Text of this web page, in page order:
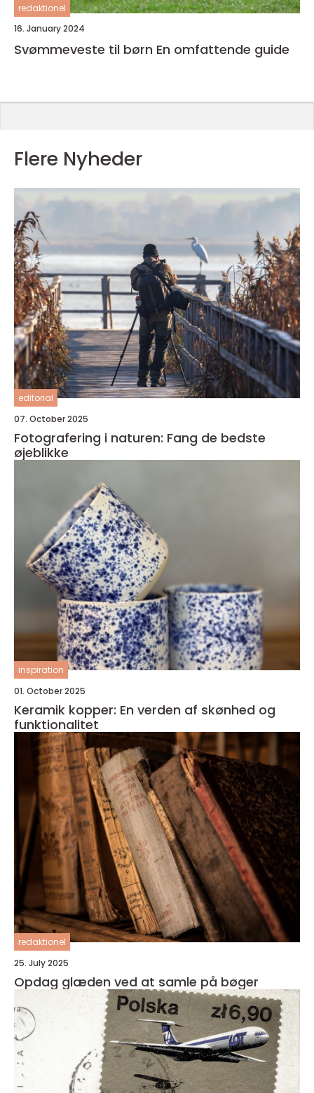
redaktionel
16. January 2024
Svømmeveste til børn En omfattende guide
Flere Nyheder
editorial
07. October 2025
Fotografering i naturen: Fang de bedste
øjeblikke
inspiration
01. October 2025
Keramik kopper: En verden af skønhed og
funktionalitet
redaktionel
25. July 2025
Opdag glæden ved at samle på bøger